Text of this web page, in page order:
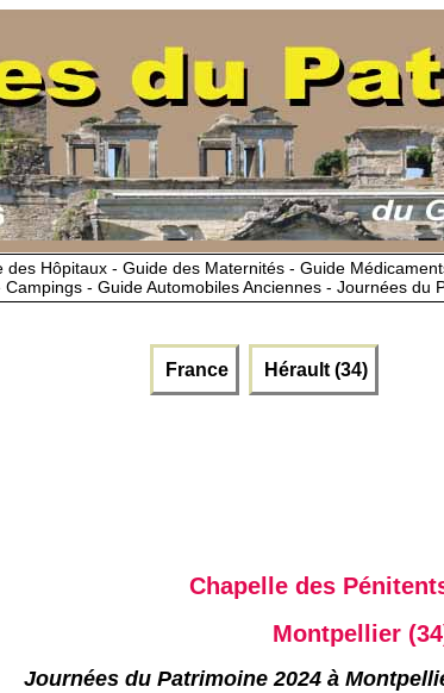
Hôpitaux - Guide des Maternités - Guide
- Guide Automobiles Anciennes - Journées du
France Hérault (34)
Chapelle des
Montpellier
Journées du Patrimoine 2024 à